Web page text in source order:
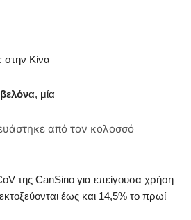
στην Κίνα
α, μία
από τον κολοσσό
της CanSino για επείγουσα χρήση
έως και 14,5% το πρωί